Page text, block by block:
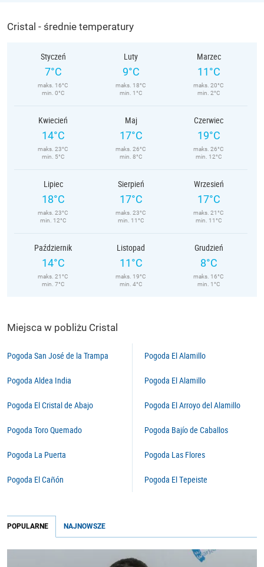
Cristal - średnie temperatury
Styczeń
7°C
maks. 16°C
min. 0°C
Luty
9°C
maks. 18°C
min. 1°C
Marzec
11°C
maks. 20°C
min. 2°C
Kwiecień
14°C
maks. 23°C
min. 5°C
Maj
17°C
maks. 26°C
min. 8°C
Czerwiec
19°C
maks. 26°C
min. 12°C
Lipiec
18°C
maks. 23°C
min. 12°C
Sierpień
17°C
maks. 23°C
min. 11°C
Wrzesień
17°C
maks. 21°C
min. 11°C
Październik
14°C
maks. 21°C
min. 7°C
Listopad
11°C
maks. 19°C
min. 4°C
Grudzień
8°C
maks. 16°C
min. 1°C
Miejsca w pobliżu Cristal
Pogoda San José de la Trampa
Pogoda Aldea India
Pogoda El Cristal de Abajo
Pogoda Toro Quemado
Pogoda La Puerta
Pogoda El Cañón
Pogoda El Alamillo
Pogoda El Alamillo
Pogoda El Arroyo del Alamillo
Pogoda Bajío de Caballos
Pogoda Las Flores
Pogoda El Tepeiste
POPULARNE NAJNOWSZE